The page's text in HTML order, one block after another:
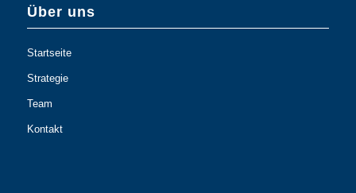
Über uns
Startseite
Strategie
Team
Kontakt